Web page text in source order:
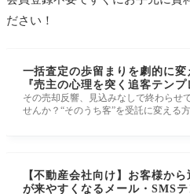
ださい！
一括査定の歩留まりを劇的に変
『売主の心理を突く追客テンプ
ト』｜ミカタストア
その売却反響、見込みなしで終わらせ
せんか？“そのうち客”を受託に変える
【不動産会社向け】お客様から
が来やすくなるメール・SMSテ